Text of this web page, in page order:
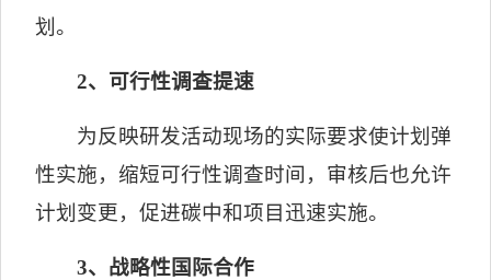
划。
2、可行性调查提速
为反映研发活动现场的实际要求使计划弹
性实施，缩短可行性调查时间，审核后也允许
计划变更，促进碳中和项目迅速实施。
3、战略性国际合作